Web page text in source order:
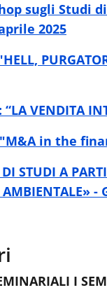
sugli Studi
2025
“LA VENDITA
in the
STUDI A
AMBIENTALE»
I